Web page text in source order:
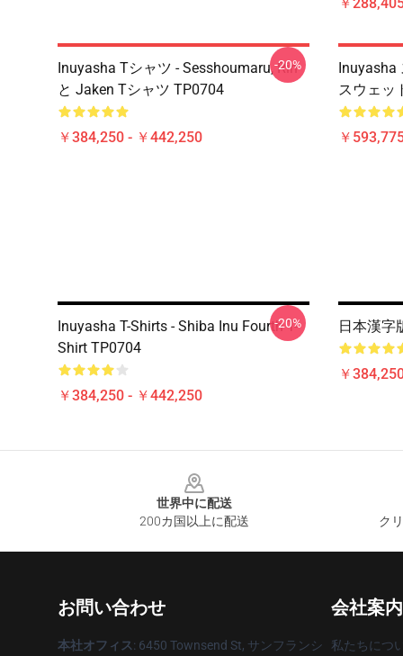
Inuyasha Tシャツ - Sesshoumaru, Rin
と Jaken Tシャツ TP0704
￥384,250 - ￥442,250
-20%
Inuyasha
スウェッ
￥
Inuyasha T-Shirts - Shiba Inu Fourth T-
Shirt TP0704
￥384,250 - ￥442,250
-20% 日本漢字
￥
世界中に配送
200カ国以上に配送
ク
お問い合わせ
本社オフィス: 6450 Townsend St, サンフランシ
会社案内
私たちにつ